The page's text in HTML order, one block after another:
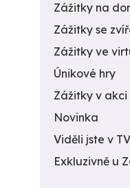
Zážitky na
Zážitky se
Zážitky ve
Únikové hry
Zážitky v akci
Novinka
Viděli jste v TV
Exkluzivně u